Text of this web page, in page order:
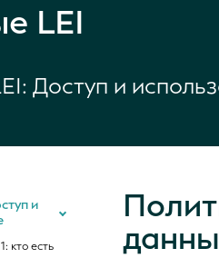
LEI
Доступ и
и
кто есть